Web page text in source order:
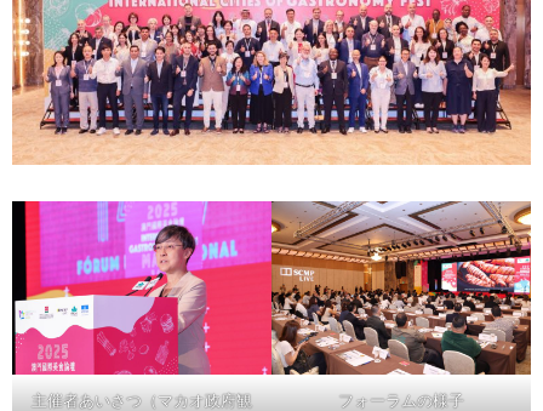
主催者あいさつ（マカオ政府観
フォーラムの様子